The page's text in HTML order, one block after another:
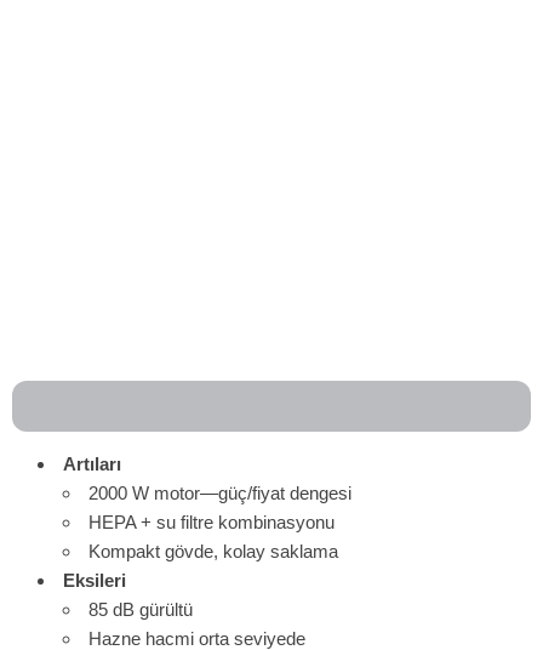
Artıları
2000 W motor—güç/fiyat dengesi
HEPA + su filtre kombinasyonu
Kompakt gövde, kolay saklama
Eksileri
85 dB gürültü
Hazne hacmi orta seviyede